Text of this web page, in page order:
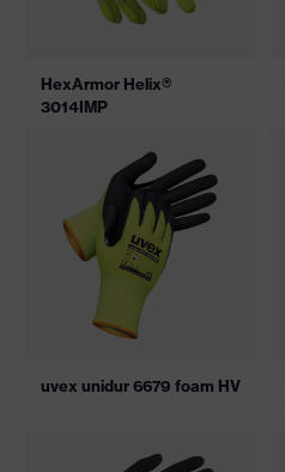
HexArmor Helix®
3014IMP
uvex unidur 6679 foam HV